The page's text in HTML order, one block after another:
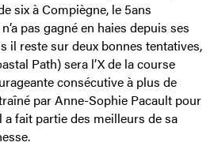
six à Compiègne, le 5ans
pas gagné en haies depuis ses
il reste sur deux bonnes tentatives,
Path) sera l’X de la course
consécutive à plus de
par Anne-Sophie Pacault pour
a fait partie des meilleurs de sa